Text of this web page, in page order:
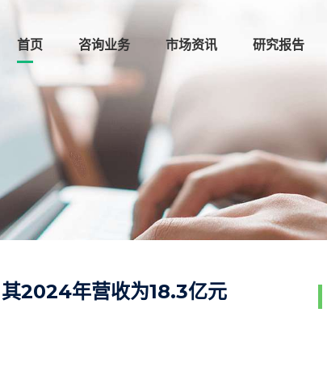
首页 咨询业务 市场资讯 研究报告
2024年营收为18.3亿元